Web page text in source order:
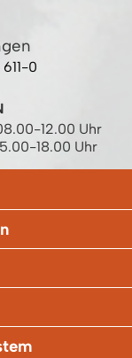
0
12.00 Uhr
18.00 Uhr